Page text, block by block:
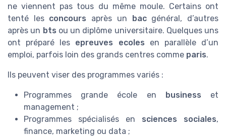
ne viennent pas tous du même moule. Certains ont
tenté les concours après un bacgénéral, d’autres
après un bts ou un diplôme universitaire. Quelques uns
ont préparé les epreuves ecoles en parallèle d’un
emploi, parfois loin des grands centres comme paris.
Ils peuvent viser des programmes variés :
Programmes grande école en business et
management ;
Programmes spécialisés en sciences sociales,
finance, marketing ou data ;